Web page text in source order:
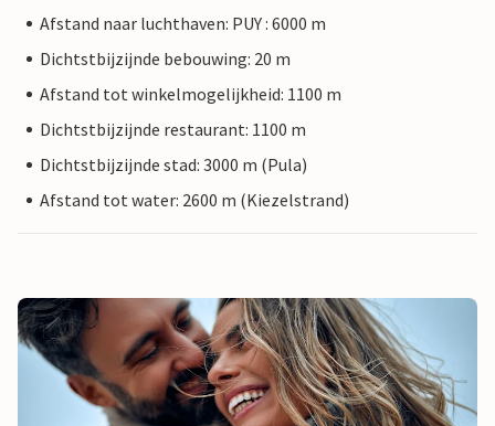
Afstand naar luchthaven: PUY : 6000 m
Dichtstbijzijnde bebouwing: 20 m
Afstand tot winkelmogelijkheid: 1100 m
Dichtstbijzijnde restaurant: 1100 m
Dichtstbijzijnde stad: 3000 m (Pula)
Afstand tot water: 2600 m (Kiezelstrand)